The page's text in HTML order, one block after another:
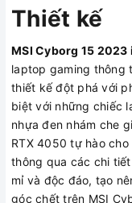
Thiết kế
MSI Cyborg 15
laptop gaming thông
thiết kế đột phá với
biệt với những chiếc
nhựa đen nhám che
RTX 4050 tự hào
thông qua các chi
mỉ và độc đáo, tạo
góc chết trên MSI